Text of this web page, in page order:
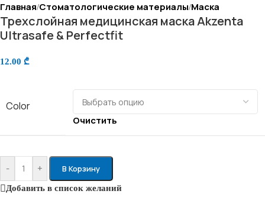
Главная/Стоматологические материалы/Маска
Трехслойная медицинская маска Akzenta
Ultrasafe & Perfectfit
12.00 ₾
Color
Очистить
- + В Корзину
Добавить в список желаний